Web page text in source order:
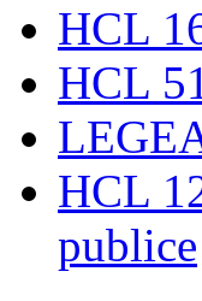
HCL
HCL
HCL
publice